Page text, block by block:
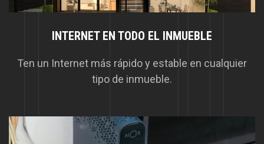
INTERNET EN TODO EL INMUEBLE
Ten un Internet más rápido y estable en cualquier
tipo de inmueble.